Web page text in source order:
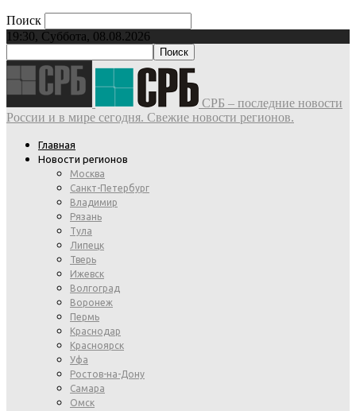
Поиск
19:30, Суббота, 08.08.2026
СРБ – последние новости
России и в мире сегодня. Свежие новости регионов.
Главная
Новости регионов
Москва
Санкт-Петербург
Владимир
Рязань
Тула
Липецк
Тверь
Ижевск
Волгоград
Воронеж
Пермь
Краснодар
Красноярск
Уфа
Ростов-на-Дону
Самара
Омск